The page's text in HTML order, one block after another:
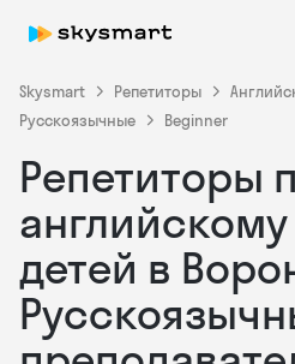
Skysmart Репетиторы
Русскоязычные
Beginner
Репетиторы
детей в
Skysmart Chat